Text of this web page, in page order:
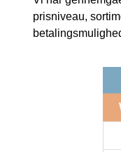
prisniveau,